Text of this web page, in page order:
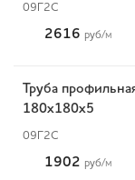
09Г2С
2616 руб/м
Труба
180х180х5
09Г2С
1902 руб/м